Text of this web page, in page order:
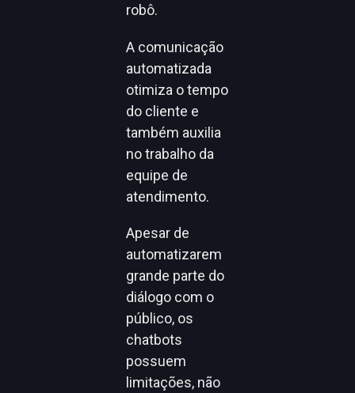
robô.
A comunicação
automatizada
otimiza o tempo
do cliente e
também auxilia
no trabalho da
equipe de
atendimento.
Apesar de
automatizarem
grande parte do
diálogo com o
público, os
chatbots
possuem
limitações, não